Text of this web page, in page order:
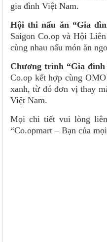
gia đình Việt Nam.
Hội thi nấu ăn “Gia
Saigon Co.op và Hội
cùng nhau nấu món ăn
Chương trình “Gia
Co.op kết hợp cùng
xanh, từ đó đơn vị thay
Việt Nam.
Mọi chi tiết vui lòng liên
“Co.opmart – Bạn của